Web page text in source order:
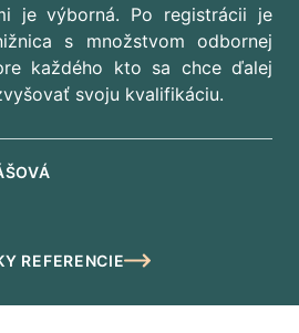
je výborná. Po registrácii je
s množstvom odbornej
každého kto sa chce ďalej
svoju kvalifikáciu.
REFERENCIE